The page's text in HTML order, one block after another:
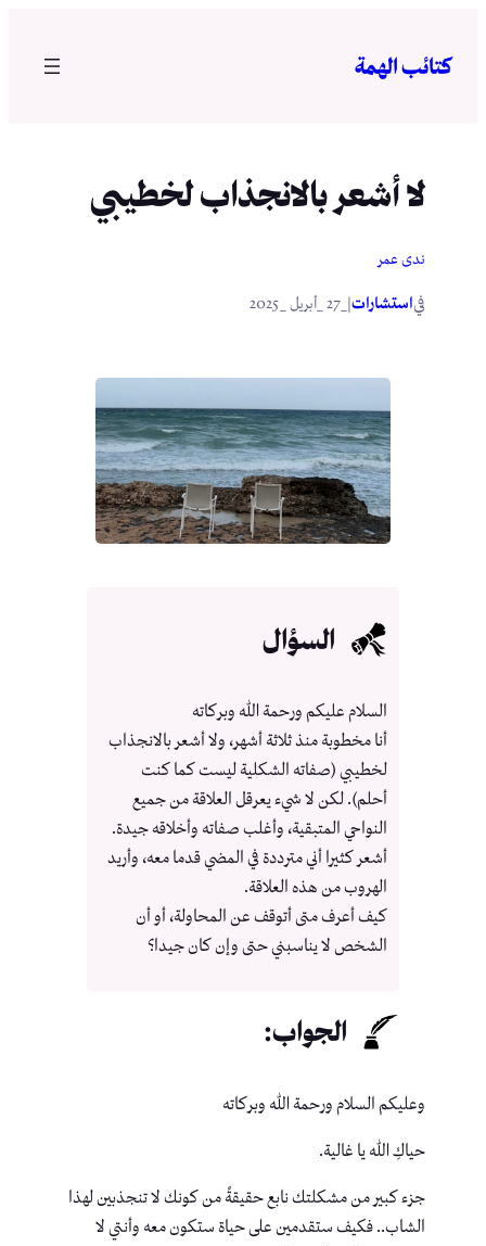
المحتوى
كتائب الهمة
لا أشعر بالانجذاب لخطيبي
ندى عمر
فياستشارات
السؤال
السلام عليكم ورحمة الله وبركاته
أنا مخطوبة منذ ثلاثة أشهر، ولا أشعر بالانجذاب
لخطيبي (صفاته الشكلية ليست كما كنت
أحلم). لكن لا شيء يعرقل العلاقة من جميع
النواحي المتبقية، وأغلب صفاته وأخلاقه جيدة.
أشعر كثيرا أني مترددة في المضي قدما معه، وأريد
الهروب من هذه العلاقة.
كيف أعرف متى أتوقف عن المحاولة، أو أن
الشخص لا يناسبني حتى وإن كان جيدا؟
الجواب:
وعليكم السلام ورحمة الله وبركاته
حياكِ الله يا غالية.
جزء كبير من مشكلتك نابع حقيقةً من كونك لا تنجذبين لهذا
الشاب.. فكيف ستقدمين على حياة ستكون معه وأنتي لا